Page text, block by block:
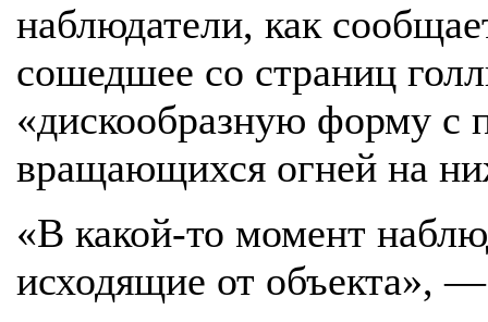
наблюдатели, как
сошедшее со страниц
«дискообразную форму с
вращающихся огней на
«В какой-то момент
исходящие от объекта»,